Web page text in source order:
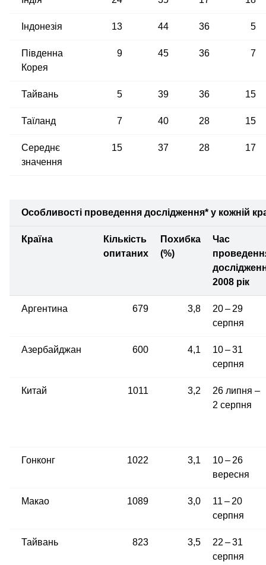
Індонезія 13 44 36 5
Південна
Корея
9 45 36 7
Тайвань 5 39 36 15
Таїланд 7 40 28 15
Середнє
значення
15 37 28 17
Особливості проведення дослідження* у кожній
Країна
Кількість
опитаних
Похибка
(%)
Час
2008 рік
Аргентина 679 3,8
20 – 29
серпня
Азербайджан 600 4,1
10 – 31
серпня
Китай 1011 3,2
26 липня –
2 серпня
Гонконг 1022 3,1
10 – 26
вересня
Макао 1089 3,0
11 – 20
серпня
Тайвань 823 3,5
22 – 31
серпня